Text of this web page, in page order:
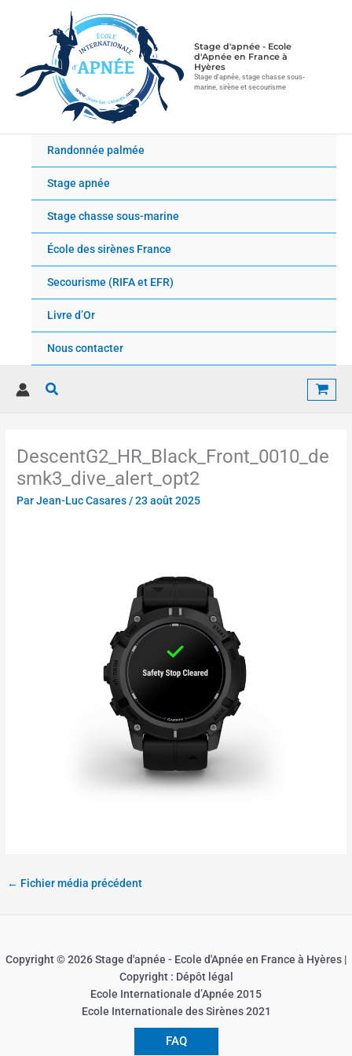
Stage d'apnée - Ecole
d'Apnée en France à
Hyères
Stage d'apnée, stage chasse sous-
marine, sirène et secourisme
Randonnée palmée
Stage apnée
Stage chasse sous-marine
École des sirènes France
Secourisme (RIFA et EFR)
Livre d’Or
Nous contacter
Rechercher
DescentG2_HR_Black_Front_0010_de
smk3_dive_alert_opt2
ParJean-Luc Casares/23 août 2025
← Fichier média précédent
Copyright © 2026 Stage d'apnée - Ecole d'Apnée en France à Hyères |
Copyright : Dépôt légal
Ecole Internationale d’Apnée 2015
Ecole Internationale des Sirènes 2021
FAQ